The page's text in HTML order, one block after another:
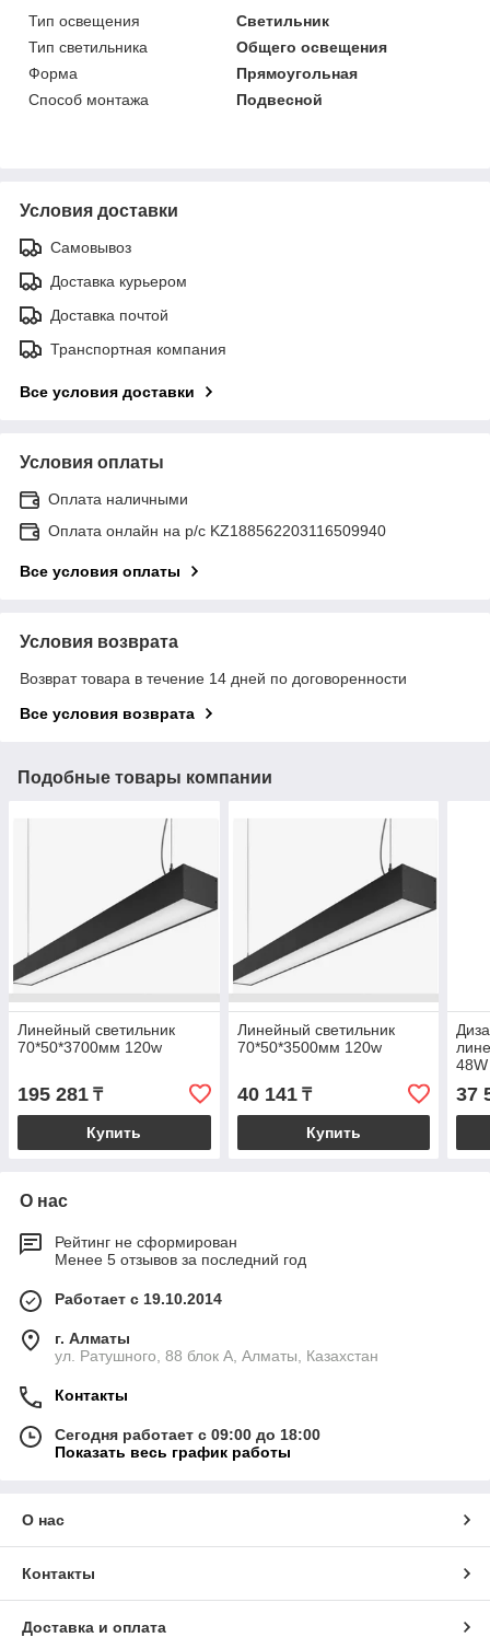
Тип освещения
Светильник
Тип светильника
Общего освещения
Форма
Прямоугольная
Способ монтажа
Подвесной
Условия доставки
Самовывоз
Доставка курьером
Доставка почтой
Транспортная компания
Все условия доставки
Условия оплаты
Оплата наличными
Оплата онлайн на р/с KZ188562203116509940
Все условия оплаты
Условия возврата
Возврат товара в течение 14 дней по договоренности
Все условия возврата
Подобные товары компании
Линейный светильник
70*50*3700мм 120w
195 281 ₸
Купить
Линейный светильник
70*50*3500мм 120w
40 141₸
Купить
37
О нас
Рейтинг не сформирован
Менее 5 отзывов за последний год
Работает с 19.10.2014
г. Алматы
ул. Ратушного, 88 блок A, Алматы, Казахстан
Контакты
Сегодня работает с 09:00 до 18:00
Показать весь график работы
О нас
Контакты
Доставка и оплата